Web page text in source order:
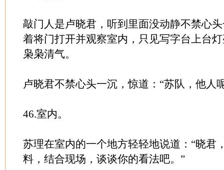
敲门人是卢晓君，听到里面没动静不禁心
着将门打开并观察室内，只见写字台上台
枭枭清气。
卢晓君不禁心头一沉，惊道：“苏队，他人
46.室内。
苏理在室内的一个地方轻轻地说道：“晓君
料，结合现场，谈谈你的看法吧。”